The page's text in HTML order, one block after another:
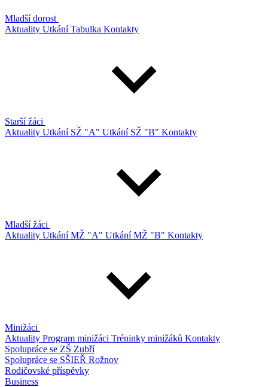
Mladší dorost
Aktuality UtkáníTabulka Kontakty
Starší žáci
Aktuality Utkání SŽ "A" Utkání SŽ "B" Kontakty
Mladší žáci
Aktuality Utkání MŽ "A" Utkání MŽ "B" Kontakty
Minižáci
Aktuality Program minižáci Tréninky minižáků Kontakty
Spolupráce se ZŠ Zubří
Spolupráce se SŠIEŘ Rožnov
Rodičovské příspěvky
Business